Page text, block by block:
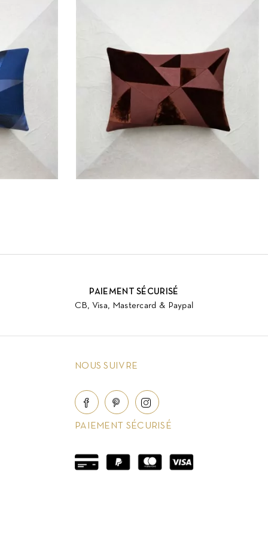
PAIEMENT SÉCURISÉ
CB, Visa, Mastercard & Paypal
NOUS SUIVRE
PAIEMENT SÉCURISÉ